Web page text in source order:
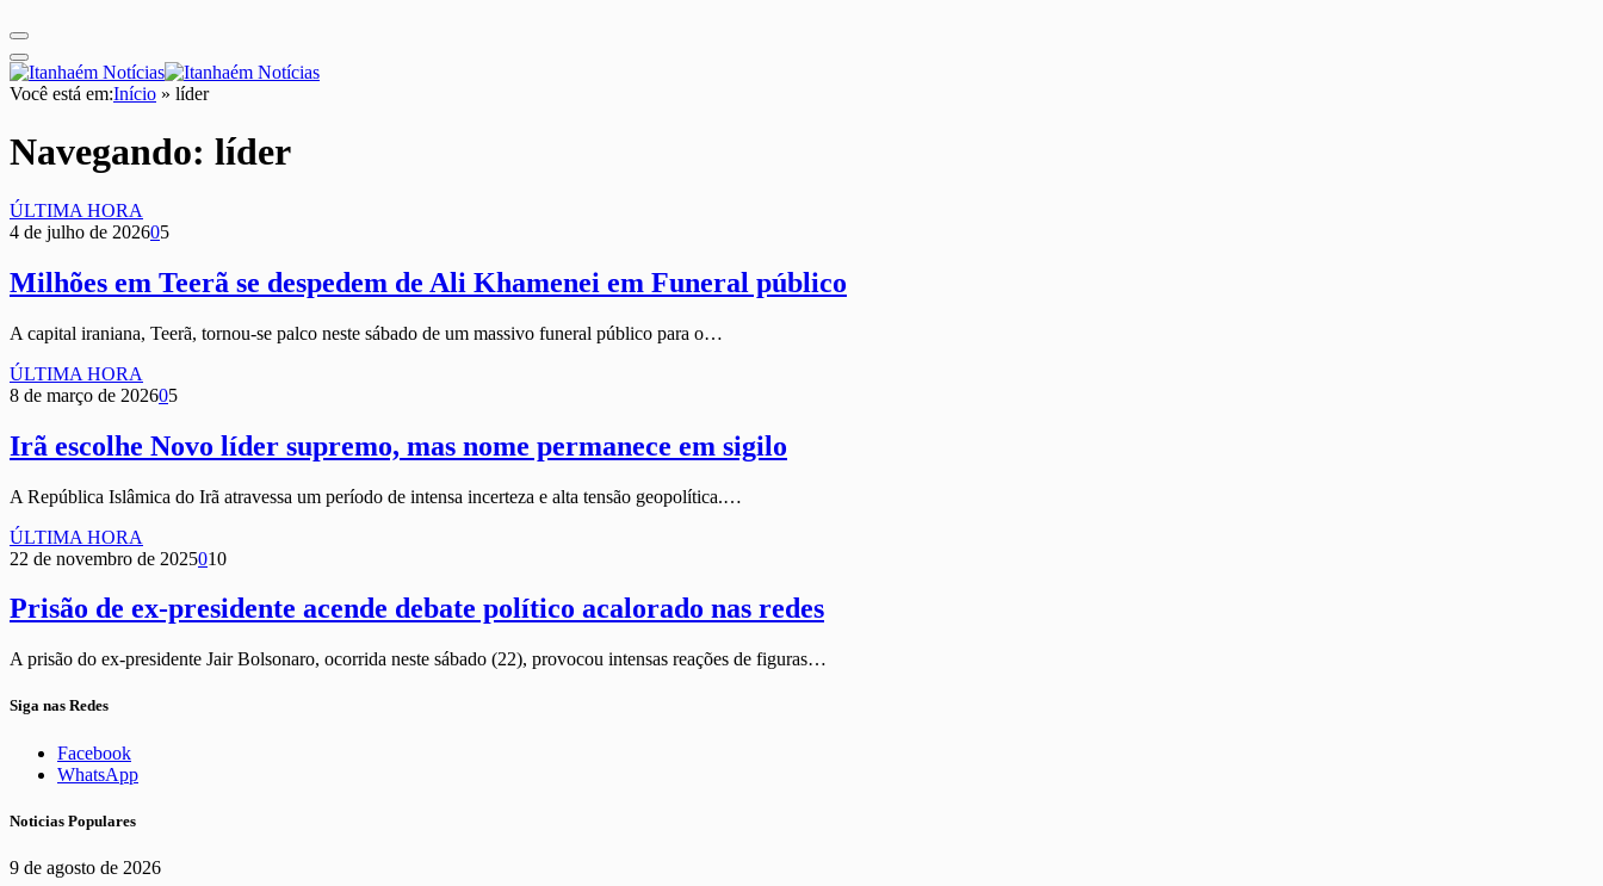
Você está em:Início » líder
Navegando: líder
ÚLTIMA HORA
4 de julho de 202605
Milhões em Teerã se despedem de Ali Khamenei em Funeral público
A capital iraniana, Teerã, tornou-se palco neste sábado de um massivo funeral público para o…
ÚLTIMA HORA
8 de março de 202605
Irã escolhe Novo líder supremo, mas nome permanece em sigilo
A República Islâmica do Irã atravessa um período de intensa incerteza e alta tensão geopolítica.…
ÚLTIMA HORA
22 de novembro de 2025010
Prisão de ex-presidente acende debate político acalorado nas redes
A prisão do ex-presidente Jair Bolsonaro, ocorrida neste sábado (22), provocou intensas reações de figuras…
Siga nas Redes
Facebook
WhatsApp
Noticias Populares
9 de agosto de 2026